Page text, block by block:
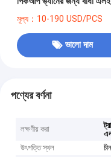
মূল্য：10-190 USD/PCS
ভালো দাম
পণ্যের বর্ণনা
লক্ষণীয় করা
উৎপত্তি স্থল
চীন